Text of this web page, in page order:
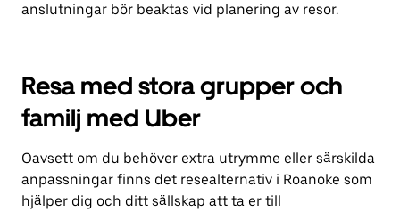
anslutningar bör beaktas vid planering av resor.
Resa med stora grupper och
familj med Uber
Oavsett om du behöver extra utrymme eller särskilda
anpassningar finns det resealternativ i Roanoke som
hjälper dig och ditt sällskap att ta er till